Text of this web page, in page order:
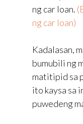
ng car loan.
ng car loan)
Kadalasan,
bumubili ng
matitipid sa
ito kaysa sa
puwedeng